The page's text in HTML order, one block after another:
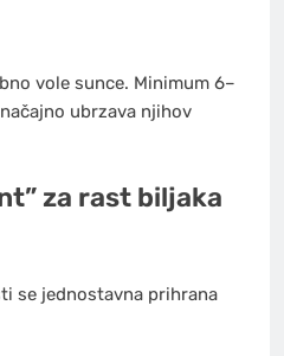
vole sunce. Minimum 6–
ubrzava njihov
za rast biljaka
se jednostavna prihrana